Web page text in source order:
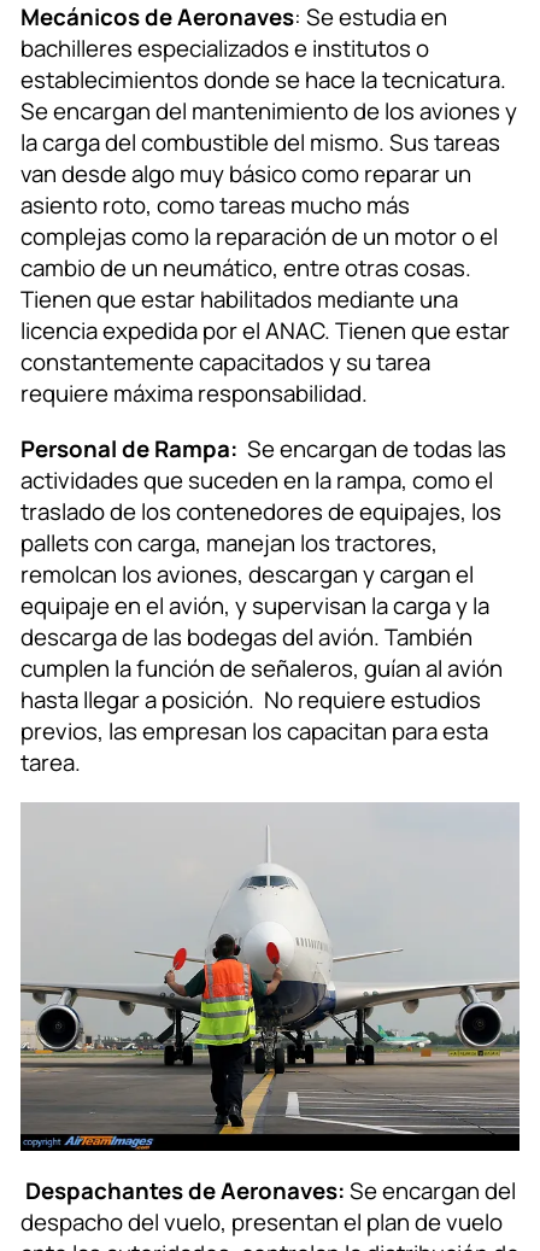
Mecánicos de Aeronaves: Se estudia en
bachilleres especializados e institutos o
establecimientos donde se hace la tecnicatura.
Se encargan del mantenimiento de los aviones y
la carga del combustible del mismo. Sus tareas
van desde algo muy básico como reparar un
asiento roto, como tareas mucho más
complejas como la reparación de un motor o el
cambio de un neumático, entre otras cosas.
Tienen que estar habilitados mediante una
licencia expedida por el ANAC. Tienen que estar
constantemente capacitados y su tarea
requiere máxima responsabilidad.
Personal de Rampa: Se encargan de todas las
actividades que suceden en la rampa, como el
traslado de los contenedores de equipajes, los
pallets con carga, manejan los tractores,
remolcan los aviones, descargan y cargan el
equipaje en el avión, y supervisan la carga y la
descarga de las bodegas del avión. También
cumplen la función de señaleros, guían al avión
hasta llegar a posición. No requiere estudios
previos, las empresan los capacitan para esta
tarea.
Despachantes de Aeronaves:Se encargan del
despacho del vuelo, presentan el plan de vuelo